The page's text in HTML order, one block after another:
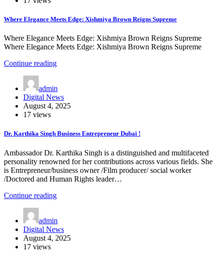
Where Elegance Meets Edge: Xishmiya Brown Reigns Supreme
Where Elegance Meets Edge: Xishmiya Brown Reigns Supreme
Where Elegance Meets Edge: Xishmiya Brown Reigns Supreme
Continue reading
admin
Digital News
August 4, 2025
17 views
Dr. Karthika Singh Business Entrepreneur Dubai !
Ambassador Dr. Karthika Singh is a distinguished and multifaceted
personality renowned for her contributions across various fields. She
is Entrepreneur/business owner /Film producer/ social worker
/Doctored and Human Rights leader…
Continue reading
admin
Digital News
August 4, 2025
17 views